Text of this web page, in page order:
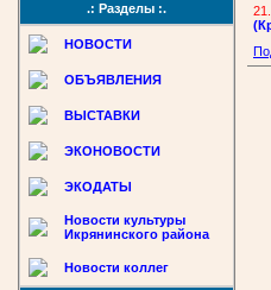
.: Разделы :.
НОВОСТИ
ОБЪЯВЛЕНИЯ
ВЫСТАВКИ
ЭКОНОВОСТИ
ЭКОДАТЫ
Новости культуры
Икрянинского района
Новости коллег